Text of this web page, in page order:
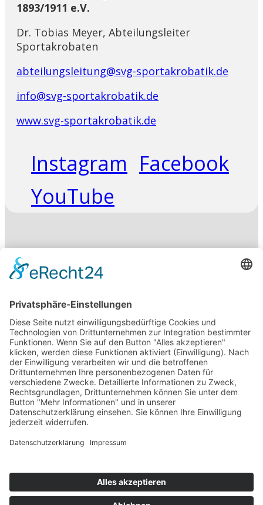
1893/1911 e.V.
Dr. Tobias Meyer, Abteilungsleiter
Sportakrobaten
abteilungsleitung@svg-sportakrobatik.de
info@svg-sportakrobatik.de
www.svg-sportakrobatik.de
Instagram Facebook
YouTube
HSP
Ausschreibung
Anfahrt
Über Uns
Der Verein
Abteilungsleitung
Abt. Historie
SVG Mitgliedsbeiträge
Training
Sponsoring